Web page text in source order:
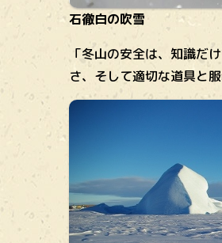
石徹白の吹雪
「冬山の安全は、知識だ
さ、そして適切な道具と